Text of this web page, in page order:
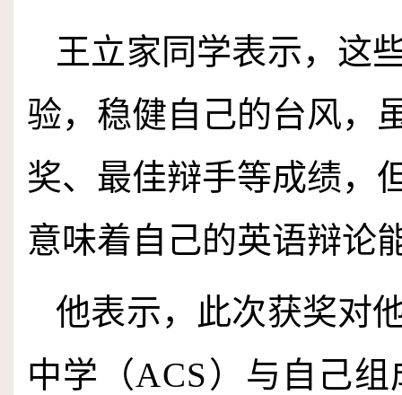
王立家同学表示，这
验，稳健自己的台风，
奖、最佳辩手等成绩，
意味着自己的英语辩论
他表示，此次获奖对
中学 （ACS ） 与自己